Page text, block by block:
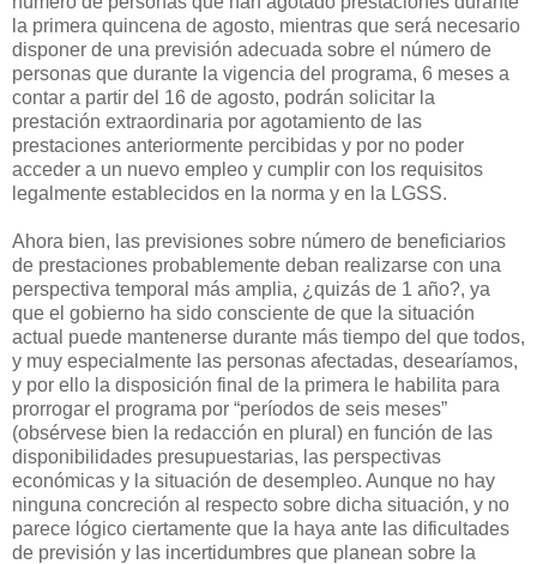
la primera quincena de agosto, mientras que será necesario
disponer de una previsión adecuada sobre el número de
personas que durante la vigencia del programa, 6 meses a
contar a partir del 16 de agosto, podrán solicitar la
prestación extraordinaria por agotamiento de las
prestaciones anteriormente percibidas y por no poder
acceder a un nuevo empleo y cumplir con los requisitos
legalmente establecidos en la norma y en la LGSS.
Ahora bien, las previsiones sobre número de beneficiarios
de prestaciones probablemente deban realizarse con una
perspectiva temporal más amplia, ¿quizás de 1 año?, ya
que el gobierno ha sido consciente de que la situación
actual puede mantenerse durante más tiempo del que todos,
y muy especialmente las personas afectadas, desearíamos,
y por ello la disposición final de la primera le habilita para
prorrogar el programa por “períodos de seis meses”
(obsérvese bien la redacción en plural) en función de las
disponibilidades presupuestarias, las perspectivas
económicas y la situación de desempleo. Aunque no hay
ninguna concreción al respecto sobre dicha situación, y no
parece lógico ciertamente que la haya ante las dificultades
de previsión y las incertidumbres que planean sobre la